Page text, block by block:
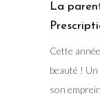
La
Cette
beauté !
son